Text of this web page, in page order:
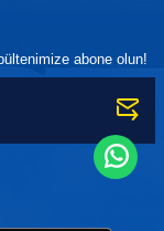
abone olun!